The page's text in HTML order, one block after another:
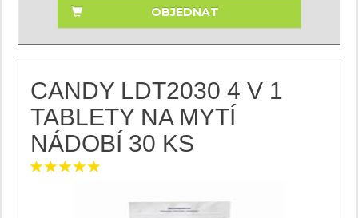
OBJEDNAT
CANDY LDT2030 4 V 1
TABLETY NA MYTÍ
NÁDOBÍ 30 KS